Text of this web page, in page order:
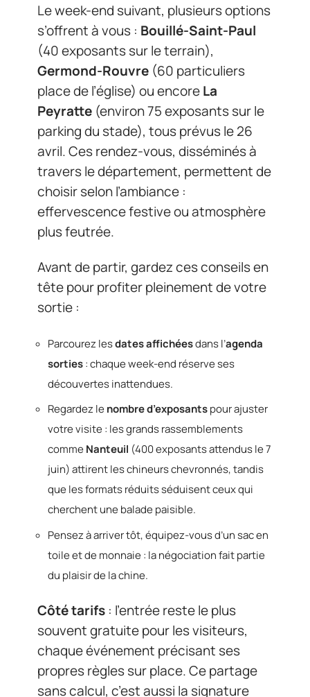
Le week-end suivant, plusieurs options
s’offrent à vous : Bouillé-Saint-Paul
(40 exposants sur le terrain),
Germond-Rouvre (60 particuliers
place de l’église) ou encoreLa
Peyratte (environ 75 exposants sur le
parking du stade), tous prévus le 26
avril. Ces rendez-vous, disséminés à
travers le département, permettent de
choisir selon l’ambiance :
effervescence festive ou atmosphère
plus feutrée.
Avant de partir, gardez ces conseils en
tête pour profiter pleinement de votre
sortie :
Parcourez lesdates affichéesdans l’agenda
sorties: chaque week-end réserve ses
découvertes inattendues.
Regardez lenombre d’exposantspour ajuster
votre visite : les grands rassemblements
commeNanteuil (400 exposants attendus le 7
juin) attirent les chineurs chevronnés, tandis
que les formats réduits séduisent ceux qui
cherchent une balade paisible.
Pensez à arriver tôt, équipez-vous d’un sac en
toile et de monnaie : la négociation fait partie
du plaisir de la chine.
Côté tarifs : l’entrée reste le plus
souvent gratuite pour les visiteurs,
chaque événement précisant ses
propres règles sur place. Ce partage
sans calcul, c’est aussi la signature